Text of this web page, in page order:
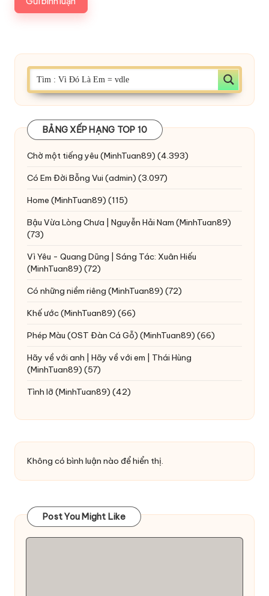
BẢNG XẾP HẠNG TOP 10
Chờ một tiếng yêu (MinhTuan89) (4.393)
Có Em Đời Bỗng Vui (admin) (3.097)
Home (MinhTuan89) (115)
Bậu Vừa Lòng Chưa | Nguyễn Hải Nam (MinhTuan89)
(73)
Vì Yêu - Quang Dũng | Sáng Tác: Xuân Hiếu
(MinhTuan89) (72)
Có những niềm riêng (MinhTuan89) (72)
Khế ước(MinhTuan89) (66)
Phép Màu (OST Đàn Cá Gỗ) (MinhTuan89) (66)
Hãy về với anh | Hãy về với em | Thái Hùng
(MinhTuan89) (57)
Tình lỡ (MinhTuan89) (42)
Không có bình luận nào để hiển thị.
Post You Might Like